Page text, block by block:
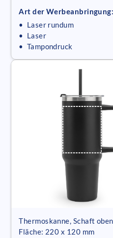
Art der Werbeanbringung:
• Laser rundum
• Laser
• Tampondruck
Thermoskanne, Schaft
Fläche: 220 x 120 mm